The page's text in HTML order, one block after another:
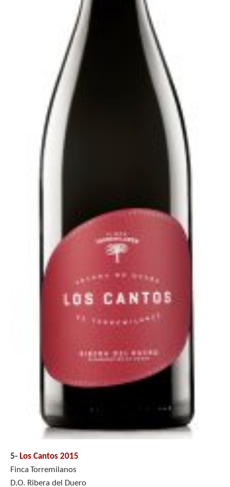
5- Los Cantos 2015
Finca Torremilanos
D.O. Ribera del Duero